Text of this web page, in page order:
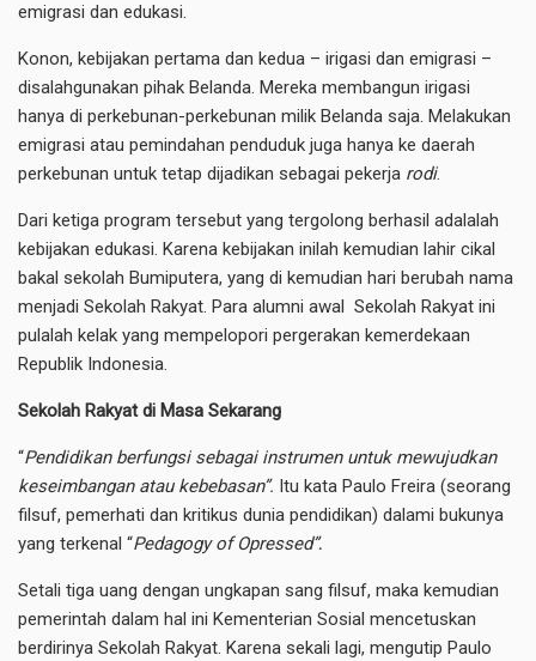
emigrasi dan edukasi.
Konon, kebijakan pertama dan kedua – irigasi dan emigrasi –
disalahgunakan pihak Belanda. Mereka membangun irigasi
hanya di perkebunan-perkebunan milik Belanda saja. Melakukan
emigrasi atau pemindahan penduduk juga hanya ke daerah
perkebunan untuk tetap dijadikan sebagai pekerja rodi.
Dari ketiga program tersebut yang tergolong berhasil adalalah
kebijakan edukasi. Karena kebijakan inilah kemudian lahir cikal
bakal sekolah Bumiputera, yang di kemudian hari berubah nama
menjadi Sekolah Rakyat. Para alumni awal Sekolah Rakyat ini
pulalah kelak yang mempelopori pergerakan kemerdekaan
Republik Indonesia.
Sekolah Rakyat di Masa Sekarang
“Pendidikan berfungsi sebagai instrumen untuk mewujudkan
keseimbangan atau kebebasan”. Itu kata Paulo Freira (seorang
filsuf, pemerhati dan kritikus dunia pendidikan) dalami bukunya
yang terkenal “Pedagogy of Opressed”.
Setali tiga uang dengan ungkapan sang filsuf, maka kemudian
pemerintah dalam hal ini Kementerian Sosial mencetuskan
berdirinya Sekolah Rakyat. Karena sekali lagi, mengutip Paulo